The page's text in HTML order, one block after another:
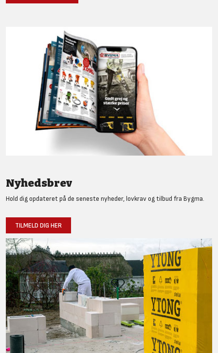
Nyhedsbrev
Hold dig opdateret på de seneste nyheder, lovkrav og tilbud fra Bygma.
TILMELD DIG HER